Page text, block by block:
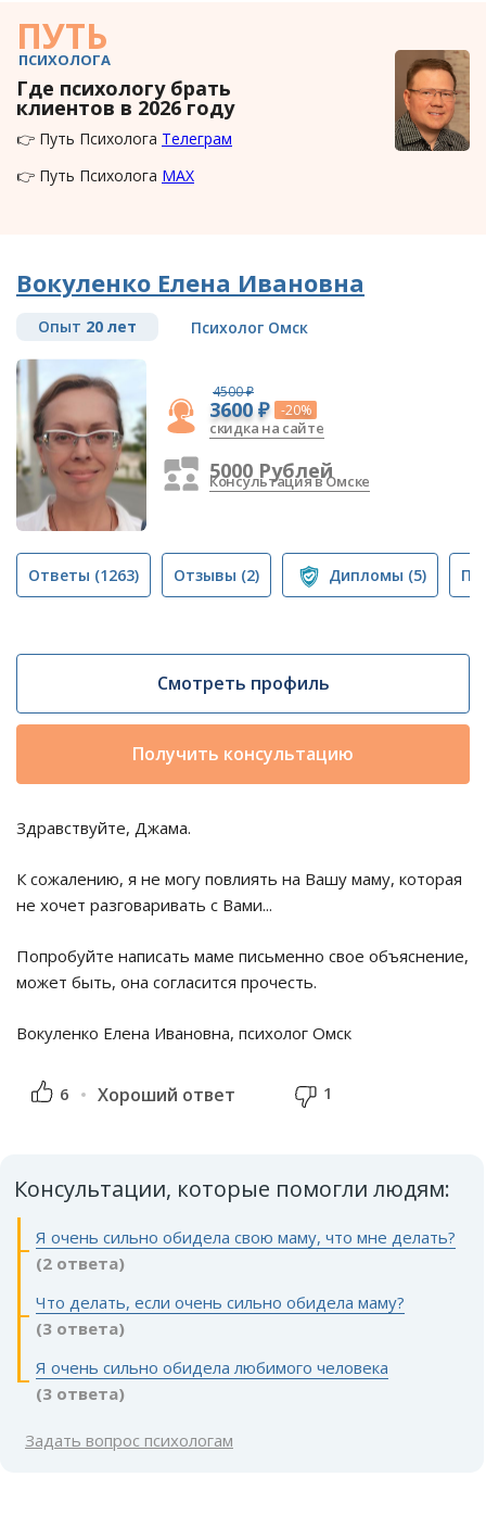
ПУТЬ
ПСИХОЛОГА
Где психологу брать
клиентов в 2026 году
👉 Путь Психолога Телеграм
👉 Путь Психолога MAX
Вокуленко Елена Ивановна
Опыт 20 лет Психолог Омск
4500 ₽
3600 ₽ -20%
скидка на сайте
5000 Рублей
Консультация в Омске
Ответы (1263) Отзывы (2) Дипломы (5)
Смотреть профиль
Получить консультацию
Здравствуйте, Джама.
К сожалению, я не могу повлиять на Вашу маму, которая
не хочет разговаривать с Вами...
Попробуйте написать маме письменно свое объяснение,
может быть, она согласится прочесть.
Вокуленко Елена Ивановна, психолог Омск
6 Хороший ответ 1
Консультации, которые помогли людям:
Я очень сильно обидела свою маму, что мне делать?
(2 ответа)
Что делать, если очень сильно обидела маму?
(3 ответа)
Я очень сильно обидела любимого человека
(3 ответа)
Задать вопрос психологам